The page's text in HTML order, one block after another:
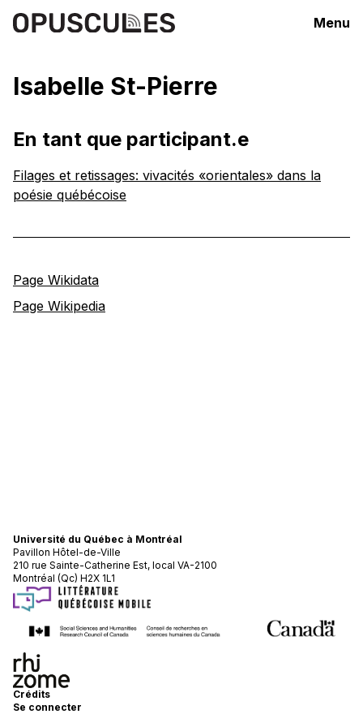
Menu
Isabelle St-Pierre
En tant que participant.e
Filages et retissages: vivacités «orientales» dans la
poésie québécoise
Page Wikidata
Page Wikipedia
Université du Québec à Montréal
Pavillon Hôtel-de-Ville
210 rue Sainte-Catherine Est, local VA-2100
Montréal (Qc) H2X 1L1
Crédits
Se connecter